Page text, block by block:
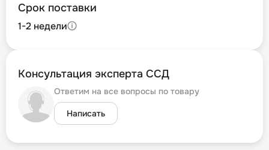
Срок поставки
1-2 недели
Консультация эксперта ССД
Ответим на все вопросы по товару
Написать